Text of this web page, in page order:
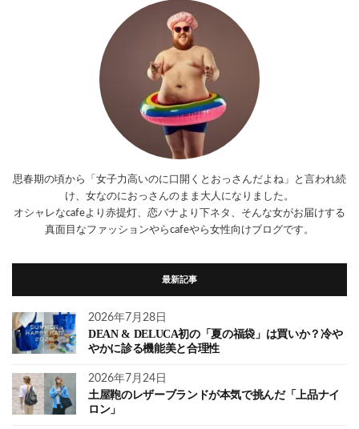
思春期の頃から「女子力高いのに口開くとおっさんだよね」と言われ続
け、女なのにおっさんのまま大人になりました。
オシャレなcafeより赤提灯、恋バナより下ネタ、そんな女がお届けする
真面目なファッションやらcafeやら女性向けブログです。
最新記事
2026年7月28日
DEAN & DELUCA初の「夏の福袋」は買いか？冷や
やかに診る機能美と合理性
2026年7月24日
土屋鞄のレザーブランドが本気で挑んだ「上品ナイ
ロン」